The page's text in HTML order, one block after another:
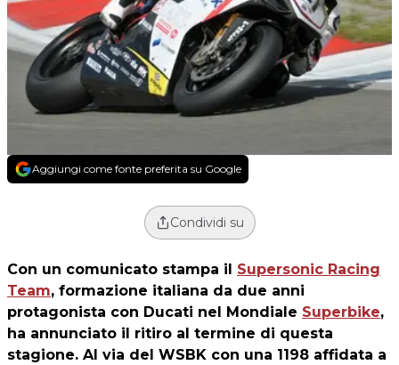
Aggiungi come fonte preferita su Google
Condividi su
Con un comunicato stampa il Supersonic Racing
Team, formazione italiana da due anni
protagonista con Ducati nel Mondiale Superbike,
ha annunciato il ritiro al termine di questa
stagione. Al via del WSBK con una 1198 affidata a